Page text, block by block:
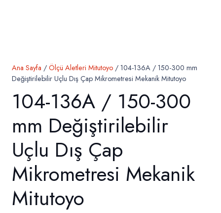
Ana Sayfa / Ölçü Aletleri Mitutoyo / 104-136A / 150-300 mm
Değiştirilebilir Uçlu Dış Çap Mikrometresi Mekanik Mitutoyo
104-136A / 150-300
mm Değiştirilebilir
Uçlu Dış Çap
Mikrometresi Mekanik
Mitutoyo